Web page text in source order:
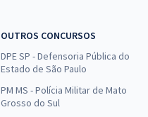
OUTROS CONCURSOS
DPE SP - Defensoria Pública do
Estado de São Paulo
PM MS - Polícia Militar de Mato
Grosso do Sul